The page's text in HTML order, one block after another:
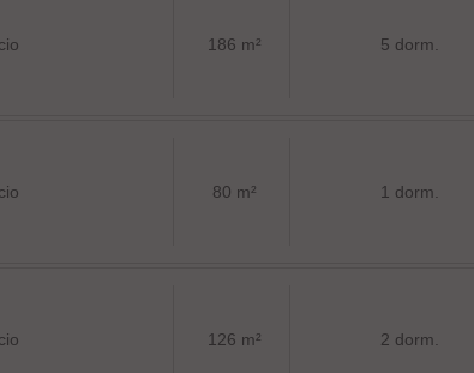
186 m² 5 dorm.
80 m² 1 dorm.
126 m² 2 dorm.